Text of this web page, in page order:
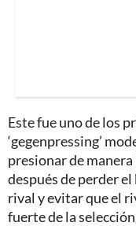
Este fue uno de los
‘gegenpressing’
presionar de
después de perder
rival y evitar que el
fuerte de la